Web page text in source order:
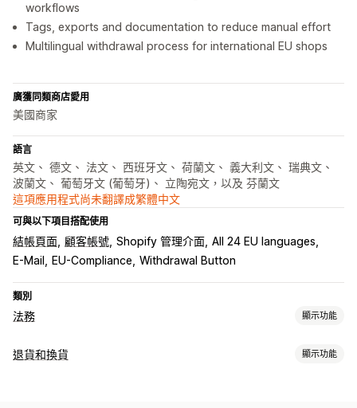
workflows
Tags, exports and documentation to reduce manual effort
Multilingual withdrawal process for international EU shops
廣獲同類商店愛用
美國商家
語言
英文、 德文、 法文、 西班牙文、 荷蘭文、 義大利文、 瑞典文、
波蘭文、 葡萄牙文 (葡萄牙)、 立陶宛文，以及 芬蘭文
這項應用程式尚未翻譯成繁體中文
可與以下項目搭配使用
結帳頁面 顧客帳號 Shopify 管理介面 All 24 EU languages
E-Mail
EU-Compliance Withdrawal Button
類別
法務 顯示功能
法規遵循
退貨和換貨 顯示功能